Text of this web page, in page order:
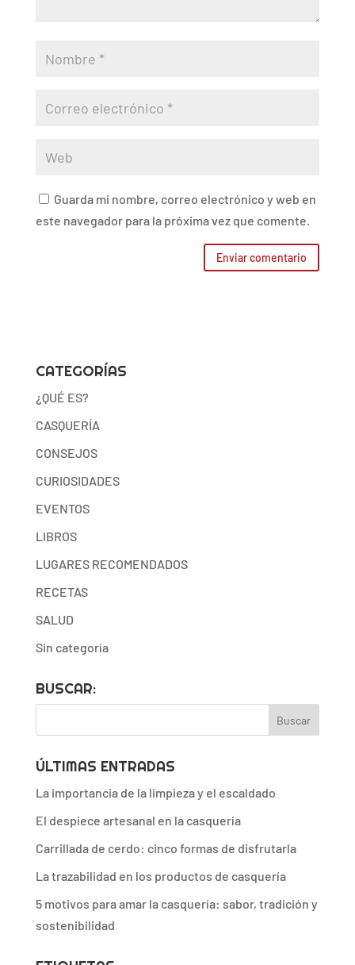
Guarda mi nombre, correo electrónico y web en
este navegador para la próxima vez que comente.
CATEGORÍAS
¿QUÉ ES?
CASQUERÍA
CONSEJOS
CURIOSIDADES
EVENTOS
LIBROS
LUGARES RECOMENDADOS
RECETAS
SALUD
Sin categoría
BUSCAR:
ÚLTIMAS ENTRADAS
La importancia de la limpieza y el escaldado
El despiece artesanal en la casquería
Carrillada de cerdo: cinco formas de disfrutarla
La trazabilidad en los productos de casquería
5 motivos para amar la casquería: sabor, tradición y
sostenibilidad